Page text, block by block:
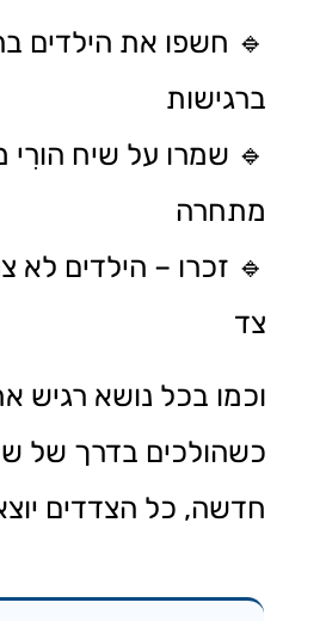
🔹 חשפו את הילדים
ברגישות
🔹 שמרו על שיח הורִי
מתחרה
🔹 זכרו – הילדים לא
צד
וכמו בכל נושא רגיש
כשהולכים בדרך של
חדשה, כל הצדדים